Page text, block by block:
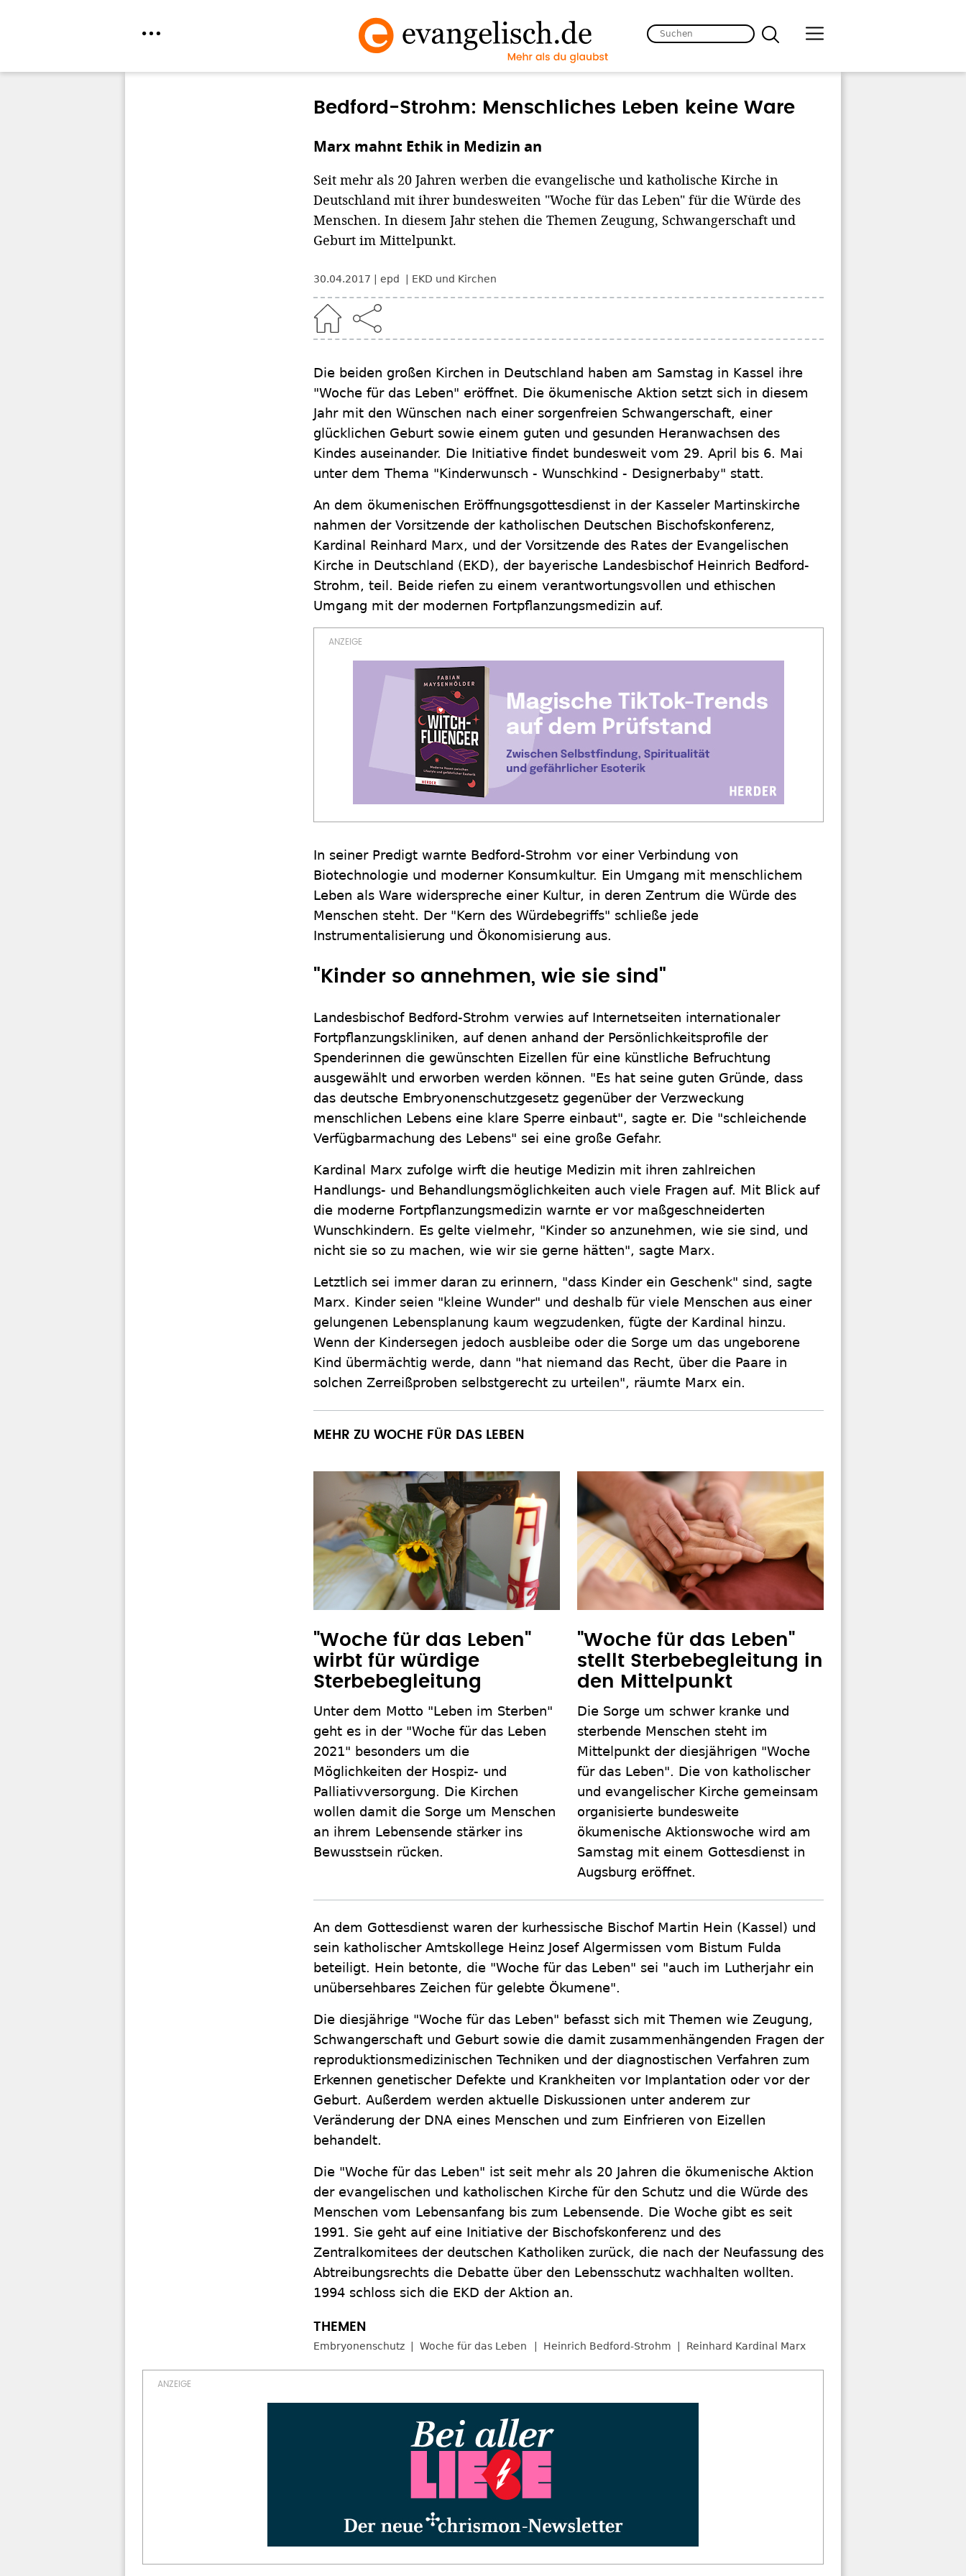
Bedford-Strohm: Menschliches Leben keine Ware
Marx mahnt Ethik in Medizin an
Seit mehr als 20 Jahren werben die evangelische und katholische Kirche in
Deutschland mit ihrer bundesweiten "Woche für das Leben" für die Würde des
Menschen. In diesem Jahr stehen die Themen Zeugung, Schwangerschaft und
Geburt im Mittelpunkt.
30.04.2017 epd EKD und Kirchen
Die beiden großen Kirchen in Deutschland haben am Samstag in Kassel ihre
"Woche für das Leben" eröffnet. Die ökumenische Aktion setzt sich in diesem
Jahr mit den Wünschen nach einer sorgenfreien Schwangerschaft, einer
glücklichen Geburt sowie einem guten und gesunden Heranwachsen des
Kindes auseinander. Die Initiative findet bundesweit vom 29. April bis 6. Mai
unter dem Thema "Kinderwunsch - Wunschkind - Designerbaby" statt.
An dem ökumenischen Eröffnungsgottesdienst in der Kasseler Martinskirche
nahmen der Vorsitzende der katholischen Deutschen Bischofskonferenz,
Kardinal Reinhard Marx, und der Vorsitzende des Rates der Evangelischen
Kirche in Deutschland (EKD), der bayerische Landesbischof Heinrich Bedford-
Strohm, teil. Beide riefen zu einem verantwortungsvollen und ethischen
Umgang mit der modernen Fortpflanzungsmedizin auf.
In seiner Predigt warnte Bedford-Strohm vor einer Verbindung von
Biotechnologie und moderner Konsumkultur. Ein Umgang mit menschlichem
Leben als Ware widerspreche einer Kultur, in deren Zentrum die Würde des
Menschen steht. Der "Kern des Würdebegriffs" schließe jede
Instrumentalisierung und Ökonomisierung aus.
"Kinder so annehmen, wie sie sind"
Landesbischof Bedford-Strohm verwies auf Internetseiten internationaler
Fortpflanzungskliniken, auf denen anhand der Persönlichkeitsprofile der
Spenderinnen die gewünschten Eizellen für eine künstliche Befruchtung
ausgewählt und erworben werden können. "Es hat seine guten Gründe, dass
das deutsche Embryonenschutzgesetz gegenüber der Verzweckung
menschlichen Lebens eine klare Sperre einbaut", sagte er. Die "schleichende
Verfügbarmachung des Lebens" sei eine große Gefahr.
Kardinal Marx zufolge wirft die heutige Medizin mit ihren zahlreichen
Handlungs- und Behandlungsmöglichkeiten auch viele Fragen auf. Mit Blick auf
die moderne Fortpflanzungsmedizin warnte er vor maßgeschneiderten
Wunschkindern. Es gelte vielmehr, "Kinder so anzunehmen, wie sie sind, und
nicht sie so zu machen, wie wir sie gerne hätten", sagte Marx.
Letztlich sei immer daran zu erinnern, "dass Kinder ein Geschenk" sind, sagte
Marx. Kinder seien "kleine Wunder" und deshalb für viele Menschen aus einer
gelungenen Lebensplanung kaum wegzudenken, fügte der Kardinal hinzu.
Wenn der Kindersegen jedoch ausbleibe oder die Sorge um das ungeborene
Kind übermächtig werde, dann "hat niemand das Recht, über die Paare in
solchen Zerreißproben selbstgerecht zu urteilen", räumte Marx ein.
MEHR ZU WOCHE FÜR DAS LEBEN
"Woche für das Leben"
wirbt für würdige
Sterbebegleitung
Unter dem Motto "Leben im Sterben"
geht es in der "Woche für das Leben
2021" besonders um die
Möglichkeiten der Hospiz- und
Palliativversorgung. Die Kirchen
wollen damit die Sorge um Menschen
an ihrem Lebensende stärker ins
Bewusstsein rücken.
"Woche für das Leben"
stellt Sterbebegleitung in
den Mittelpunkt
Die Sorge um schwer kranke und
sterbende Menschen steht im
Mittelpunkt der diesjährigen "Woche
für das Leben". Die von katholischer
und evangelischer Kirche gemeinsam
organisierte bundesweite
ökumenische Aktionswoche wird am
Samstag mit einem Gottesdienst in
Augsburg eröffnet.
An dem Gottesdienst waren der kurhessische Bischof Martin Hein (Kassel) und
sein katholischer Amtskollege Heinz Josef Algermissen vom Bistum Fulda
beteiligt. Hein betonte, die "Woche für das Leben" sei "auch im Lutherjahr ein
unübersehbares Zeichen für gelebte Ökumene".
Die diesjährige "Woche für das Leben" befasst sich mit Themen wie Zeugung,
Schwangerschaft und Geburt sowie die damit zusammenhängenden Fragen der
reproduktionsmedizinischen Techniken und der diagnostischen Verfahren zum
Erkennen genetischer Defekte und Krankheiten vor Implantation oder vor der
Geburt. Außerdem werden aktuelle Diskussionen unter anderem zur
Veränderung der DNA eines Menschen und zum Einfrieren von Eizellen
behandelt.
Die "Woche für das Leben" ist seit mehr als 20 Jahren die ökumenische Aktion
der evangelischen und katholischen Kirche für den Schutz und die Würde des
Menschen vom Lebensanfang bis zum Lebensende. Die Woche gibt es seit
1991. Sie geht auf eine Initiative der Bischofskonferenz und des
Zentralkomitees der deutschen Katholiken zurück, die nach der Neufassung des
Abtreibungsrechts die Debatte über den Lebensschutz wachhalten wollten.
1994 schloss sich die EKD der Aktion an.
Embryonenschutz Woche für das Leben Heinrich Bedford-Strohm Reinhard Kardinal Marx